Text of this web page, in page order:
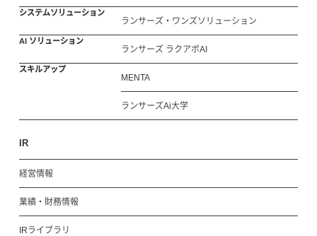
システムソリューション
ランサーズ・ワンズソリューション
AI ソリューション
ランサーズ ラクアポAI
スキルアップ
MENTA
ランサーズAi大学
IR
経営情報
業績・財務情報
IRライブラリ